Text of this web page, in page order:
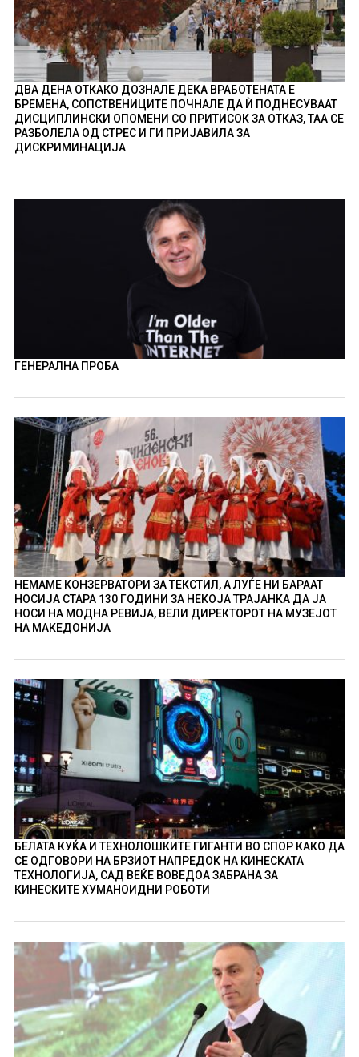
ДВА ДЕНА ОТКАКО ДОЗНАЛЕ ДЕКА ВРАБОТЕНАТА Е
БРЕМЕНА, СОПСТВЕНИЦИТЕ ПОЧНАЛЕ ДА Ѝ ПОДНЕСУВААТ
ДИСЦИПЛИНСКИ ОПОМЕНИ СО ПРИТИСОК ЗА ОТКАЗ, ТАА СЕ
РАЗБОЛЕЛА ОД СТРЕС И ГИ ПРИЈАВИЛА ЗА
ДИСКРИМИНАЦИЈА
ГЕНЕРАЛНА ПРОБА
НЕМАМЕ КОНЗЕРВАТОРИ ЗА ТЕКСТИЛ, А ЛУЃЕ НИ БАРААТ
НОСИЈА СТАРА 130 ГОДИНИ ЗА НЕКОЈА ТРАЈАНКА ДА ЈА
НОСИ НА МОДНА РЕВИЈА, ВЕЛИ ДИРЕКТОРОТ НА МУЗЕЈОТ
НА МАКЕДОНИЈА
БЕЛАТА КУЌА И ТЕХНОЛОШКИТЕ ГИГАНТИ ВО СПОР КАКО ДА
СЕ ОДГОВОРИ НА БРЗИОТ НАПРЕДОК НА КИНЕСКАТА
ТЕХНОЛОГИЈА, САД ВЕЌЕ ВОВЕДОА ЗАБРАНА ЗА
КИНЕСКИТЕ ХУМАНОИДНИ РОБОТИ